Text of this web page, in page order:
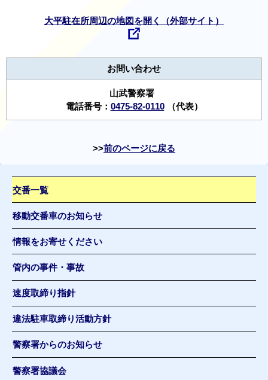
大平駐在所周辺の地図を開く（外部サイト）
お問い合わせ
山武警察署
電話番号： 0475-82-0110（代表）
前のページに戻る
交番一覧
移動交番車のお知らせ
情報をお寄せください
管内の事件・事故
速度取締り指針
違法駐車取締り活動方針
警察署からのお知らせ
警察署協議会